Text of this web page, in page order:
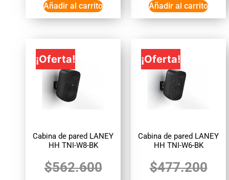
Añadir al carrito Añadir al carrito
¡Oferta!
Cabina de pared LANEY
HH TNI-W8-BK
$562.600
¡Oferta!
Cabina de pared LANEY
HH TNI-W6-BK
$477.200